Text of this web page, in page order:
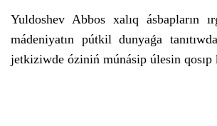
Yuldoshev Abbos xalıq ásbapların
mádeniyatın pútkil dunyaǵa
jetkiziwde óziniń múnásip úlesin qosıp